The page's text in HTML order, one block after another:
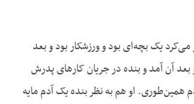
یک بچه‌ای بود و ورزشکار بود و بعد
آن آمد و بنده در جریان کارهای پدرش
همین‌طوری. او هم به نظر بنده یک آدم مایه